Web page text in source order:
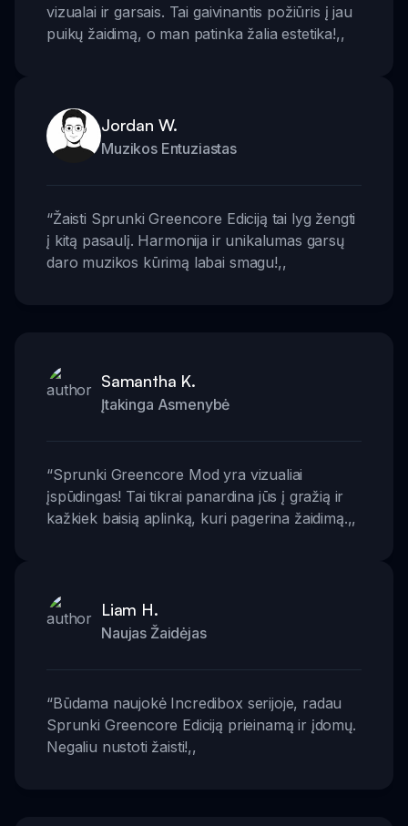
vizualai ir garsais. Tai gaivinantis požiūris į jau
puikų žaidimą, o man patinka žalia estetika!,,
Jordan W.
Muzikos Entuziastas
“Žaisti Sprunki Greencore Ediciją tai lyg žengti
į kitą pasaulį. Harmonija ir unikalumas garsų
daro muzikos kūrimą labai smagu!,,
Samantha K.
Įtakinga Asmenybė
“Sprunki Greencore Mod yra vizualiai
įspūdingas! Tai tikrai panardina jūs į gražią ir
kažkiek baisią aplinką, kuri pagerina žaidimą.,,
Liam H.
Naujas Žaidėjas
“Būdama naujokė Incredibox serijoje, radau
Sprunki Greencore Ediciją prieinamą ir įdomų.
Negaliu nustoti žaisti!,,